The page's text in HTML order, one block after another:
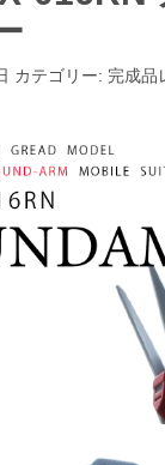
カテゴリー: 完成品